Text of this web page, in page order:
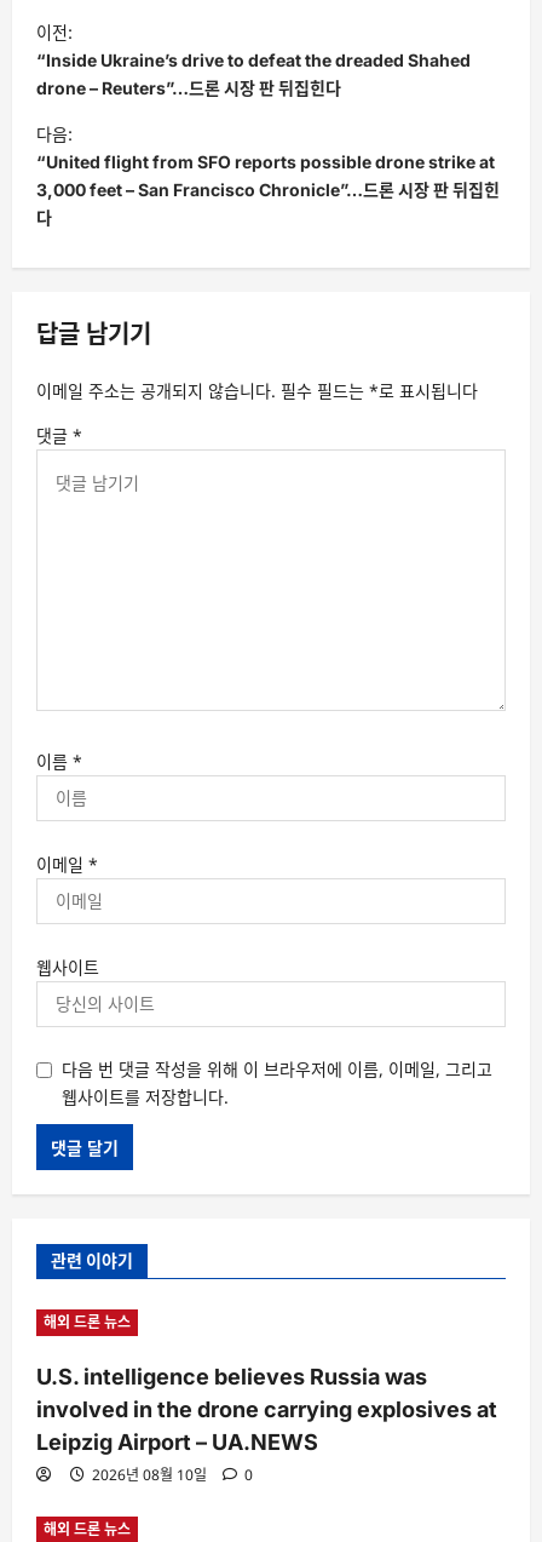
글
탐
색
이전:
“Inside Ukraine’s drive to defeat the dreaded Shahed
drone – Reuters”…드론 시장 판 뒤집힌다
다음:
“United flight from SFO reports possible drone strike at
3,000 feet – San Francisco Chronicle”…드론 시장 판 뒤집힌
다
답글 남기기
이메일 주소는 공개되지 않습니다. 필수 필드는 *로 표시됩니다
댓글 *
이름 *
이메일 *
웹사이트
다음 번 댓글 작성을 위해 이 브라우저에 이름, 이메일, 그리고
웹사이트를 저장합니다.
관련 이야기
해외 드론 뉴스
U.S. intelligence believes Russia was
involved in the drone carrying explosives at
Leipzig Airport – UA.NEWS
2026년 08월 10일 0
해외 드론 뉴스